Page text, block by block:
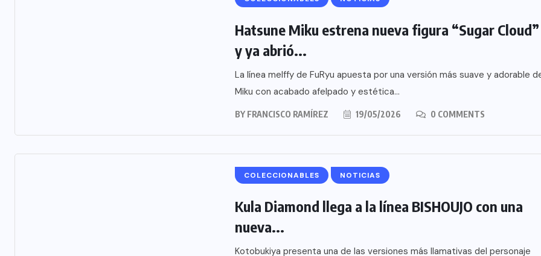
Hatsune Miku estrena nueva figura “Sugar Cloud”
y ya abrió...
La línea melffy de FuRyu apuesta por una versión más suave y adorable
Miku con acabado afelpado y estética...
BY FRANCISCO RAMÍREZ 19/05/2026 0 COMMENTS
COLECCIONABLES NOTICIAS
Kula Diamond llega a la línea BISHOUJO con una
nueva...
Kotobukiya presenta una de las versiones más llamativas del personaje